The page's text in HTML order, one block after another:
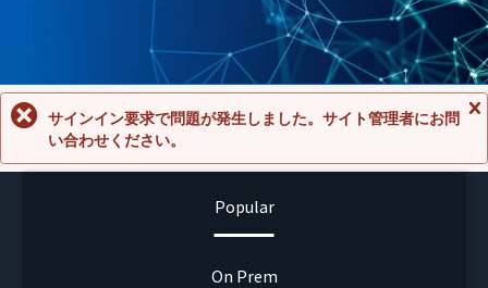
セ
サインイン要求で問題が発生しました。サイト管理者にお問
い合わせください。
Popular
On Prem